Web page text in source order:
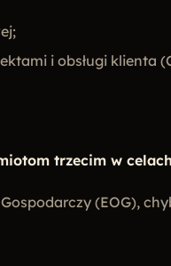
i obsługi klienta
trzecim w
(EOG),